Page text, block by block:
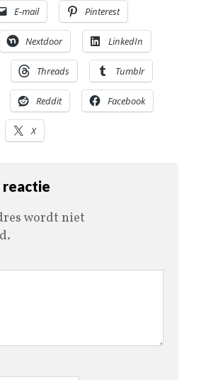
E-mail Pinterest
Nextdoor LinkedIn
Threads Tumblr
Reddit Facebook
X
reactie
wordt niet